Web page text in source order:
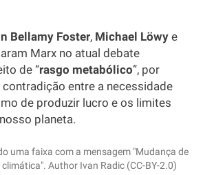
Bellamy Foster, Michael Löwy e
Marx no atual debate
de “rasgo metabólico”, por
contradição entre a necessidade
de produzir lucro e os limites
planeta.
uma faixa com a mensagem "Mudança de
Author Ivan Radic (CC-BY-2.0)